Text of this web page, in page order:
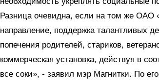
Разница очевидна, если на том же ОАО
направление, поддержка талантливых
попечения родителей, стариков,
коммерческая установка, действуя в
все соки», - заявил мэр Магнитки. По